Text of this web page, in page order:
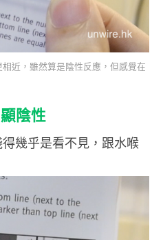
近，雖然算是陰性反應，但感覺在
陰性
幾乎是看不見，跟水喉